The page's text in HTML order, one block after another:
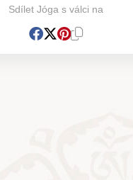
Sdílet Jóga s válci na